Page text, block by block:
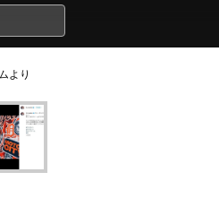
より